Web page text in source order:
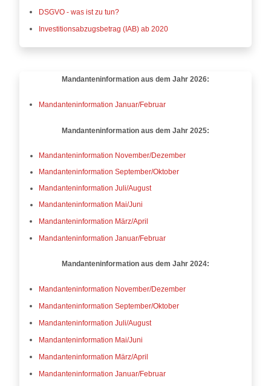
DSGVO - was ist zu tun?
Investitionsabzugsbetrag (IAB) ab 2020
Mandanteninformation aus dem Jahr 2026:
Mandanteninformation Januar/Februar
Mandanteninformation aus dem Jahr 2025:
Mandanteninformation November/Dezember
Mandanteninformation September/Oktober
Mandanteninformation Juli/August
Mandanteninformation Mai/Juni
Mandanteninformation März/April
Mandanteninformation Januar/Februar
Mandanteninformation aus dem Jahr 2024:
Mandanteninformation November/Dezember
Mandanteninformation September/Oktober
Mandanteninformation Juli/August
Mandanteninformation Mai/Juni
Mandanteninformation März/April
Mandanteninformation Januar/Februar